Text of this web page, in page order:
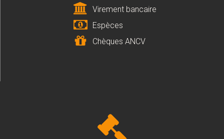
Virement bancaire
Espèces
Chèques ANCV